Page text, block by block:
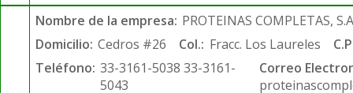
Nombre de la empresa: PROTEINAS COMPLETAS,
Domicilio: Cedros #26 Col.: Fracc. Los Laureles
Teléfono: 33-3161-5038 33-3161-
5043
Correo